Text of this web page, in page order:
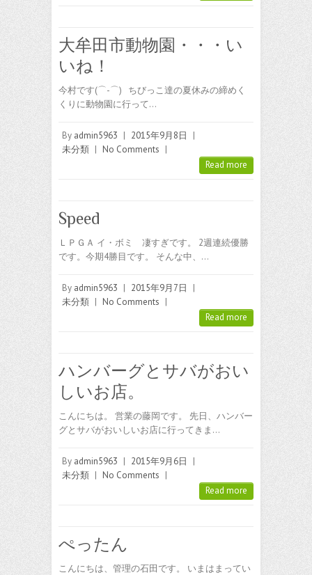
大牟田市動物園・・・い
いね！
今村です(⌒-⌒) ちびっこ達の夏休みの締めく
くりに動物園に行って…
By admin5963 | 2015年9月8日
|
未分類 | No Comments |
Read more
Speed
ＬＰＧＡ イ・ボミ 凄すぎです。 2週連続優勝
です。今期4勝目です。 そんな中、…
By admin5963 | 2015年9月7日
|
未分類 | No Comments |
Read more
ハンバーグとサバがおい
しいお店。
こんにちは。 営業の藤岡です。 先日、ハンバー
グとサバがおいしいお店に行ってきま…
By admin5963 | 2015年9月6日
|
未分類 | No Comments |
Read more
ぺったん
こんにちは、管理の石田です。 いまはまってい